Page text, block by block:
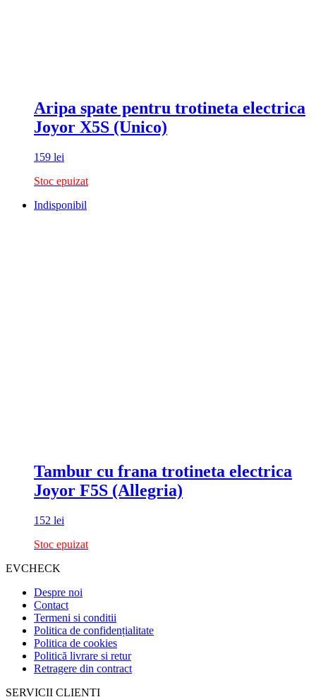
Aripa spate pentru trotineta electrica
Joyor X5S (Unico)
159 lei
Stoc epuizat
Indisponibil
Tambur cu frana trotineta electrica
Joyor F5S (Allegria)
152 lei
Stoc epuizat
EVCHECK
Despre noi
Contact
Termeni si conditii
Politica de confidențialitate
Politica de cookies
Politică livrare si retur
Retragere din contract
SERVICII CLIENTI